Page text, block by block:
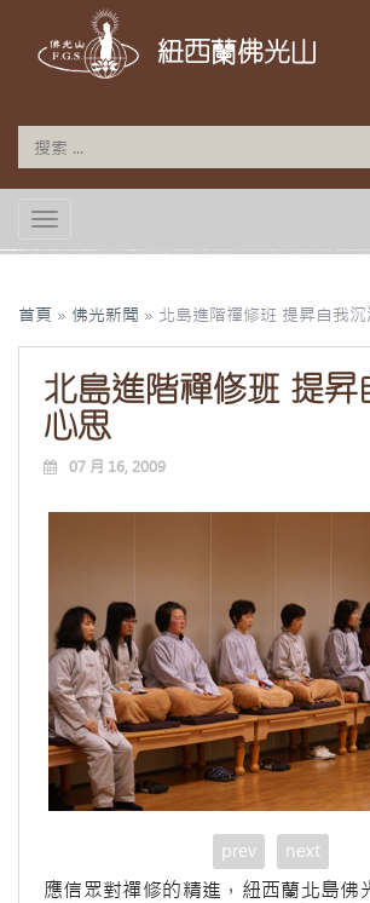
紐西蘭佛光山
TOGGLE NAVIGATION
首頁 » 佛光新聞 » 北島進階禪修班 提昇自我
北島進階禪修班 提昇
心思
07 月 16, 2009
prev next
應信眾對禪修的精進，紐西蘭北島佛